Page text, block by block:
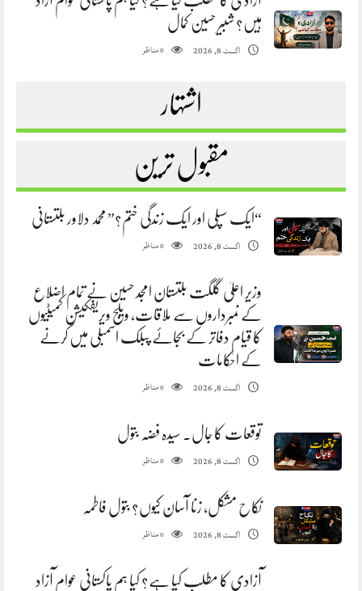
ہیں؟ شبیر حسین کمال
اگست 8, 2026 0مناظر
اشتہار
مقبول ترین
“ایک سپلی اور ایک زندگی ختم؟” محمد دلاور بلتستانی
اگست 8, 2026 0مناظر
وزیر اعلیٰ گلگت بلتستان امجد حسین نے تمام اضلاع
کے نمبرداروں سے ملاقات، ویلج ویریفکیشن کمیٹیوں
کا قیام دفاتر کے بجائے پبلک اسمبلی میں کرنے
کے احکامات
اگست 8, 2026 0مناظر
توقعات کا جال. سیدہ فضہ بتول
اگست 8, 2026 0مناظر
نکاح مشکل، زنا آسان کیوں؟ بتول فاطمہ
اگست 8, 2026 0مناظر
آزادی کا مطلب کیا ہے؟ کیا ہم پاکستانی عوام آزاد